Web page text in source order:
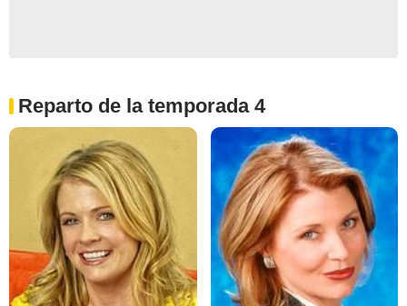
Reparto de la temporada 4